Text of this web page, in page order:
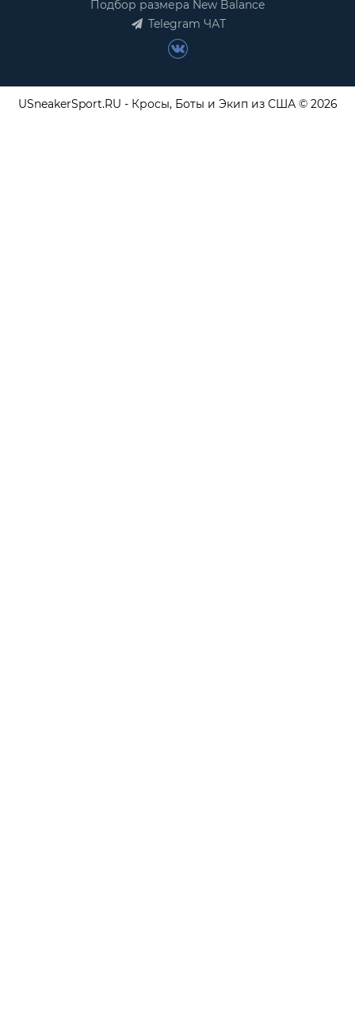
Подбор размера New Balance
Telegram ЧАТ
USneakerSport.RU - Кросы, Боты и Экип из США © 2026